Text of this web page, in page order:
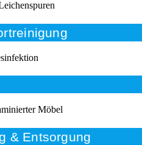
& Entsorgung